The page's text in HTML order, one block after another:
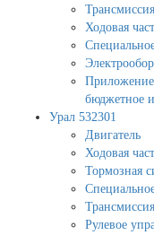
Трансмиссия
Ходовая
Приложение
бюджетное
Урал 532301
Двигатель
Ходовая
Тормозная
Трансмиссия
Рулевое